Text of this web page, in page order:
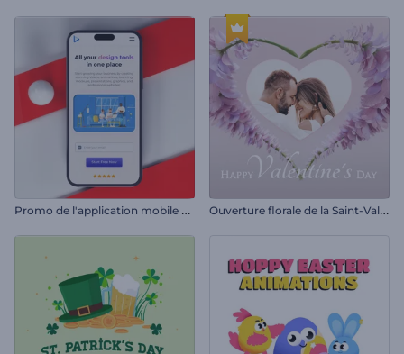
P
romo de l'application mobile Vibrant O
uverture florale de la Saint-Valentin